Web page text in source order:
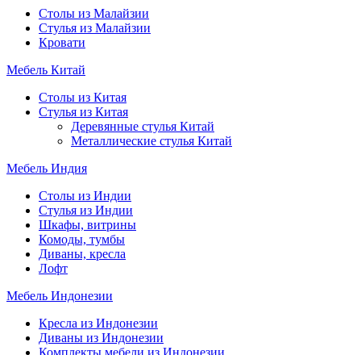
Столы из Малайзии
Стулья из Малайзии
Кровати
Мебель Китай
Столы из Китая
Стулья из Китая
Деревянные стулья Китай
Металлические стулья Китай
Мебель Индия
Столы из Индии
Стулья из Индии
Шкафы, витрины
Комоды, тумбы
Диваны, кресла
Лофт
Мебель Индонезии
Кресла из Индонезии
Диваны из Индонезии
Комплекты мебели из Индонезии